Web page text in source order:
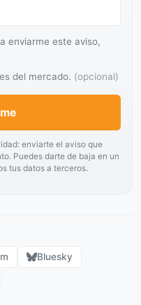
enviarme este aviso,
del mercado. (opcional)
enviarte el aviso que
Puedes darte de baja en un
tus datos a terceros.
Bluesky